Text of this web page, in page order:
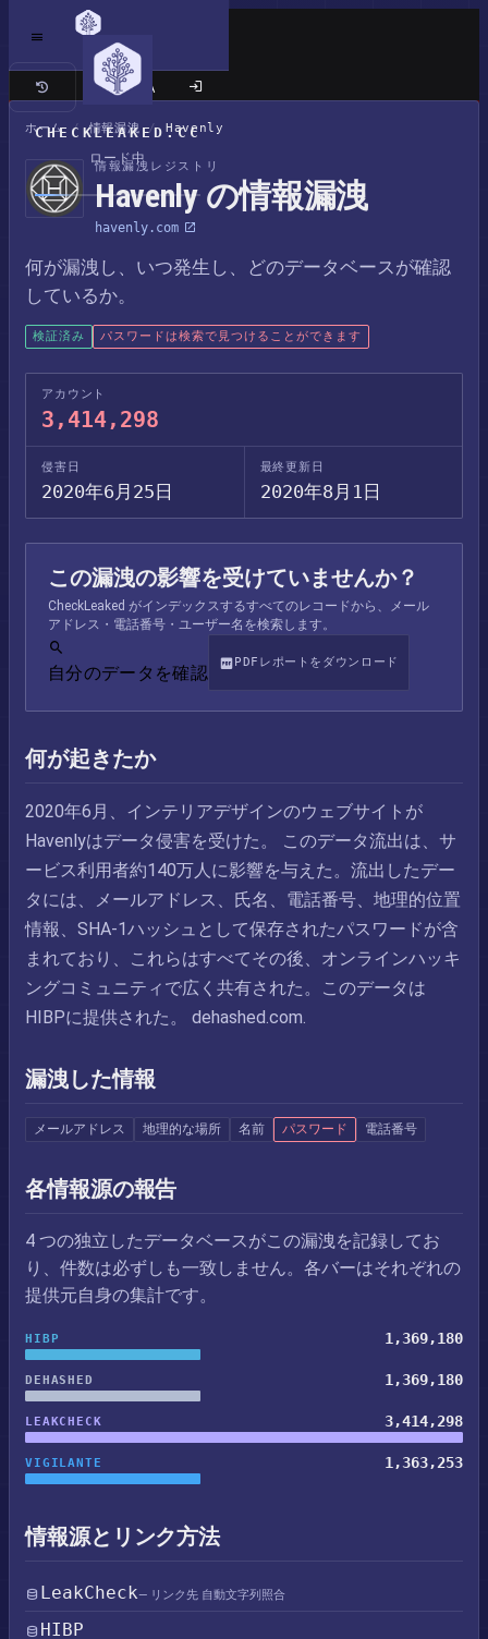
CHECKLEAKED.CC
ロード中
クラシックサイト
ホーム / 情報漏洩 / Havenly
情報漏洩レジストリ
Havenly の情報漏洩
havenly.com
何が漏洩し、いつ発生し、どのデータベースが確認
しているか。
検証済み パスワードは検索で見つけることができます
アカウント
3,414,298
侵害日
2020年6月25日
最終更新日
2020年8月1日
この漏洩の影響を受けていませんか？
CheckLeaked がインデックスするすべてのレコードから、メール
アドレス・電話番号・ユーザー名を検索します。
自分のデータを確認
PDFレポートをダウンロード
何が起きたか
2020年6月、インテリアデザインのウェブサイトが
Havenlyはデータ侵害を受けた。 このデータ流出は、サ
ービス利用者約140万人に影響を与えた。流出したデー
タには、メールアドレス、氏名、電話番号、地理的位置
情報、SHA-1ハッシュとして保存されたパスワードが含
まれており、これらはすべてその後、オンラインハッキ
ングコミュニティで広く共有された。このデータは
HIBPに提供された。 dehashed.com.
漏洩した情報
メールアドレス 地理的な場所 名前 パスワード 電話番号
各情報源の報告
4 つの独立したデータベースがこの漏洩を記録してお
り、件数は必ずしも一致しません。各バーはそれぞれの
提供元自身の集計です。
HIBP 1,369,180
DEHASHED 1,369,180
LEAKCHECK 3,414,298
VIGILANTE 1,363,253
情報源とリンク方法
LeakCheck— リンク先 自動文字列照合
HIBP